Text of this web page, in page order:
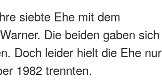
siebte Ehe mit dem
Die beiden gaben sich
Doch leider hielt die Ehe nur
1982 trennten.